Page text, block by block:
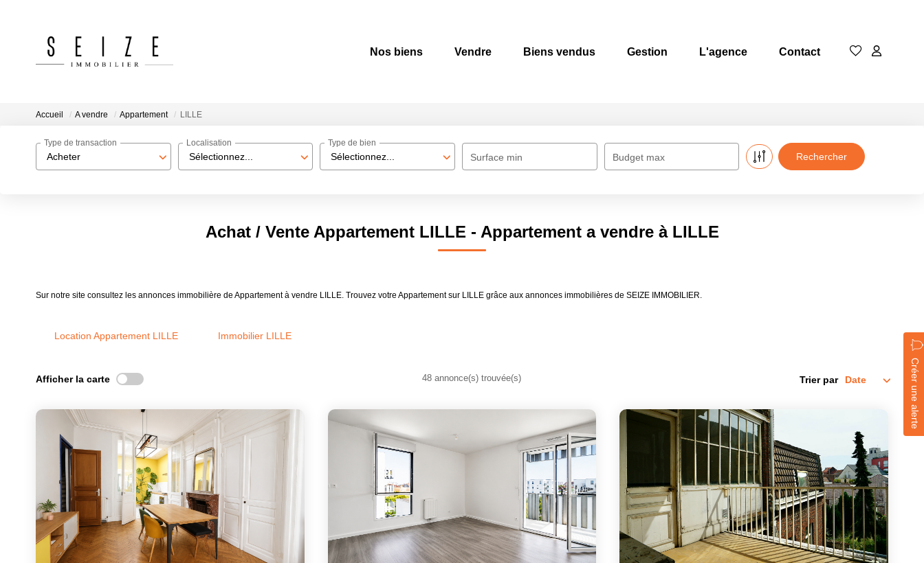
Nos biens Vendre Biens vendus Gestion L'agence Contact
Accueil A vendre Appartement LILLE
Acheter
Type de transaction
Sélectionnez...
Localisation
Sélectionnez...
Type de bien
Surface min Budget max
Achat / Vente Appartement LILLE - Appartement a vendre à LILLE
Sur notre site consultez les annonces immobilière de Appartement à vendre LILLE. Trouvez votre Appartement sur LILLE grâce aux annonces immobilières de SEIZE IMMOBILIER.
Location Appartement LILLE Immobilier LILLE
Créer une alerte
Afficher la carte 48 annonce(s) trouvée(s) Trier par